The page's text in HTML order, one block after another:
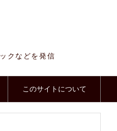
クなどを発信
このサイトについて